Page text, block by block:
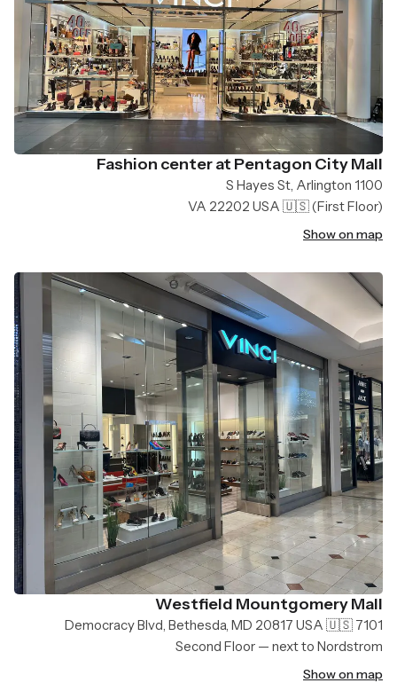
Fashion center at Pentagon City Mall
1100 S Hayes St, Arlington
VA 22202 USA 🇺🇸(First Floor)
Show on map
Westfield Mountgomery Mall
7101 Democracy Blvd, Bethesda, MD 20817 USA 🇺🇸
Second Floor — next to Nordstrom
Show on map